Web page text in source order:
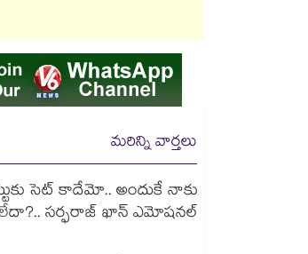
మరిన్ని వార్తలు
సెట్ కాదేమో.. అందుకే నాకు
లేదా?.. సర్ఫరాజ్ ఖాన్ ఎమోషనల్